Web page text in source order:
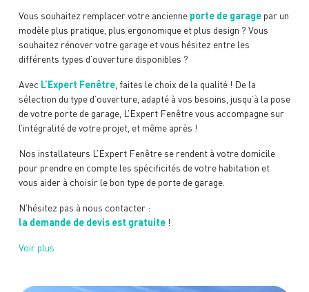
Vous souhaitez remplacer votre ancienne porte de garagepar un
modèle plus pratique, plus ergonomique et plus design ? Vous
souhaitez rénover votre garage et vous hésitez entre les
différents types d’ouverture disponibles ?
Avec L’Expert Fenêtre, faites le choix de la qualité ! De la
sélection du type d’ouverture, adapté à vos besoins, jusqu’à la pose
de votre porte de garage, L’Expert Fenêtre vous accompagne sur
l’intégralité de votre projet, et même après !
Nos installateurs L’Expert Fenêtre se rendent à votre domicile
pour prendre en compte les spécificités de votre habitation et
vous aider à choisir le bon type de porte de garage.
N’hésitez pas à nous contacter :
la demande de devis est gratuite!
Voir plus